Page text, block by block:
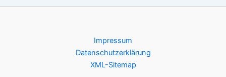
Impressum
Datenschutzerklärung
XML-Sitemap